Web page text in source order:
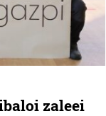
zaleei